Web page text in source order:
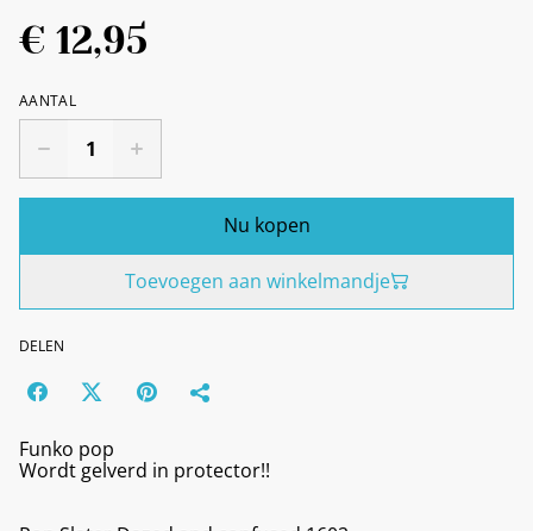
€ 12,95
AANTAL
Nu kopen
Toevoegen aan winkelmandje
DELEN
Funko pop
Wordt gelverd in protector!!